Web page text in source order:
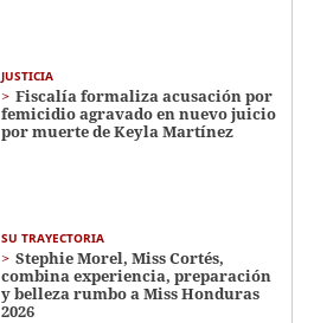
JUSTICIA
Fiscalía formaliza acusación por
femicidio agravado en nuevo juicio
por muerte de Keyla Martínez
SU TRAYECTORIA
Stephie Morel, Miss Cortés,
combina experiencia, preparación
y belleza rumbo a Miss Honduras
2026